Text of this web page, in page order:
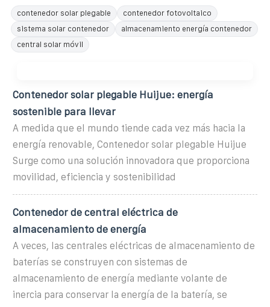
contenedor solar plegable
contenedor fotovoltaico
sistema solar contenedor
almacenamiento energía contenedor
central solar móvil
Contenedor solar plegable Huijue: energía
sostenible para llevar
A medida que el mundo tiende cada vez más hacia la
energía renovable, Contenedor solar plegable Huijue
Surge como una solución innovadora que proporciona
movilidad, eficiencia y sostenibilidad
Contenedor de central eléctrica de
almacenamiento de energía
A veces, las centrales eléctricas de almacenamiento de
baterías se construyen con sistemas de
almacenamiento de energía mediante volante de
inercia para conservar la energía de la batería, se